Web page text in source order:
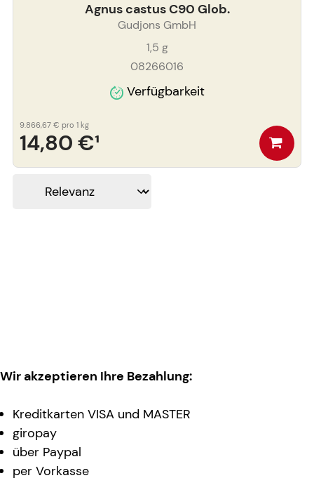
Agnus castus C90 Glob.
Gudjons GmbH
1,5 g
08266016
Verfügbarkeit
14,80 €¹
9.866,67 € pro 1 kg
Wir akzeptieren Ihre Bezahlung:
Kreditkarten VISA und MASTER
giropay
über Paypal
per Vorkasse